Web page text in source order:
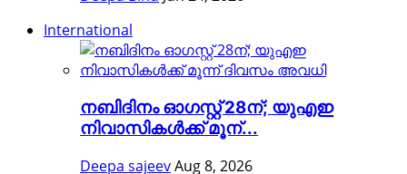
International
നബിദിനം ഓഗസ്റ്റ് 28ന്; യുഎഇ
നിവാസികൾക്ക് മൂന്...
Deepa sajeevAug 8, 2026